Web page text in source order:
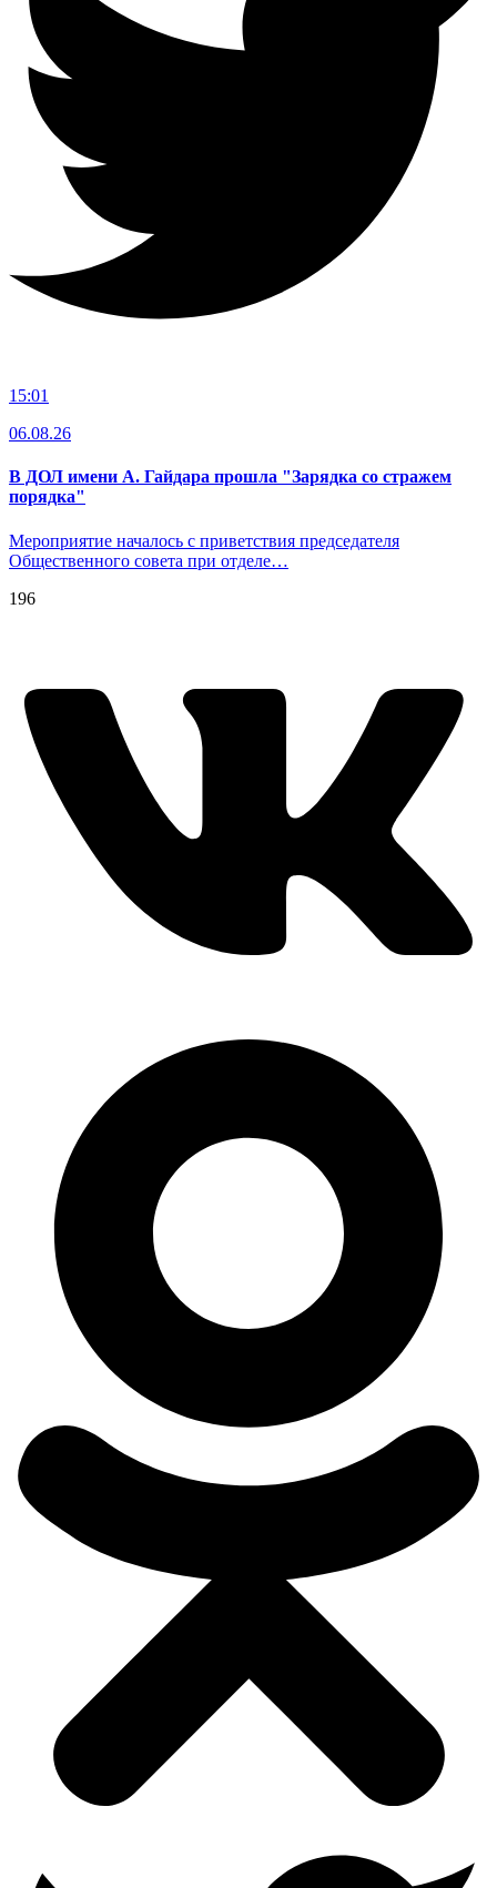
15:01
06.08.26
В ДОЛ имени А. Гайдара прошла "Зарядка со стражем
порядка"
Мероприятие началось с приветствия председателя
Общественного совета при отделе…
196